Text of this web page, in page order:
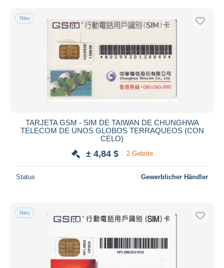
Neu
TARJETA GSM - SIM DE TAIWAN DE CHUNGHWA
TELECOM DE UNOS GLOBOS TERRAQUEOS (CON
CELO)
± 4,84 $ 2 Gebote
Status Gewerblicher Händler
Neu